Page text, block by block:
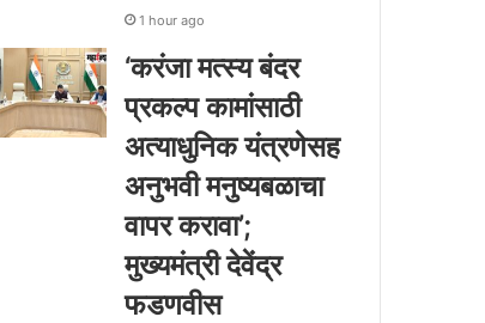
1 hour ago
‘करंजा मत्स्य बंदर
प्रकल्प कामांसाठी
अत्याधुनिक यंत्रणेसह
अनुभवी मनुष्यबळाचा
वापर करावा’;
मुख्यमंत्री देवेंद्र
फडणवीस